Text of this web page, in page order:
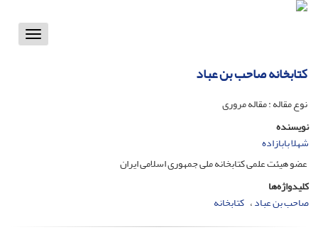
Toggle
کتابخانه صاحب بن عباد
نوع مقاله : مقاله مروری
نویسنده
شهلا بابازاده
عضو هیئت علمی کتابخانه ملی جمهوری اسلامی ایران
کلیدواژه‌ها
صاحب بن عباد کتابخانه